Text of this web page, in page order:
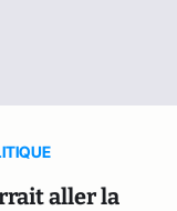
aller la